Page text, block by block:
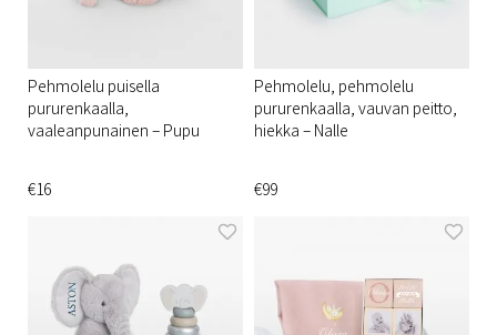
Pehmolelu puisella
pururenkaalla,
vaaleanpunainen – Pupu
€16
Pehmolelu, pehmolelu
pururenkaalla, vauvan peitto,
hiekka – Nalle
€99